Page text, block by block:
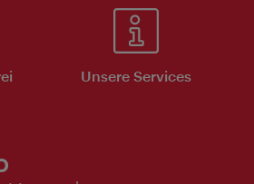
Unsere Services